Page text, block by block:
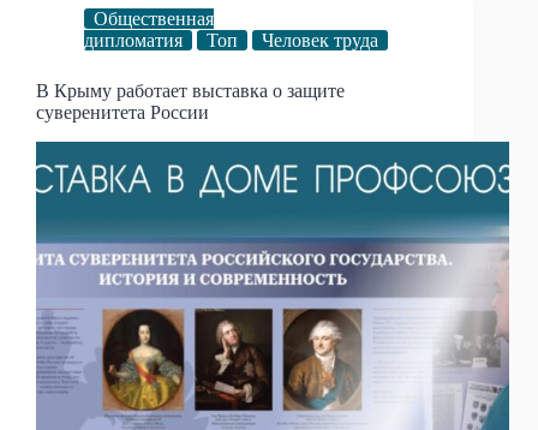
Общественная
дипломатия
Топ Человек труда
В Крыму работает выставка о защите
суверенитета России